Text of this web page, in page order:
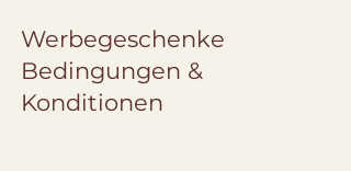
Werbegeschenke
Bedingungen &
Konditionen